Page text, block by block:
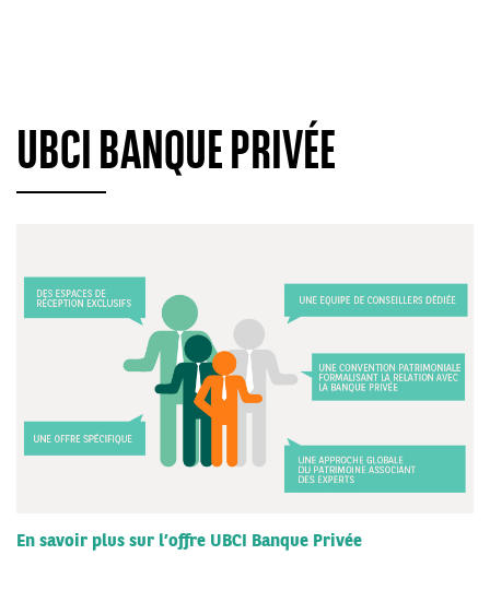
UBCI BANQUE PRIVÉE
En savoir plus sur l’offre UBCI Banque Privée